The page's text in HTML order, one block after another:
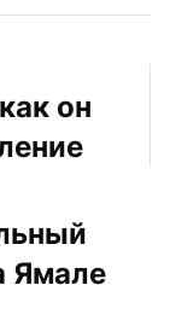
он
Ямале